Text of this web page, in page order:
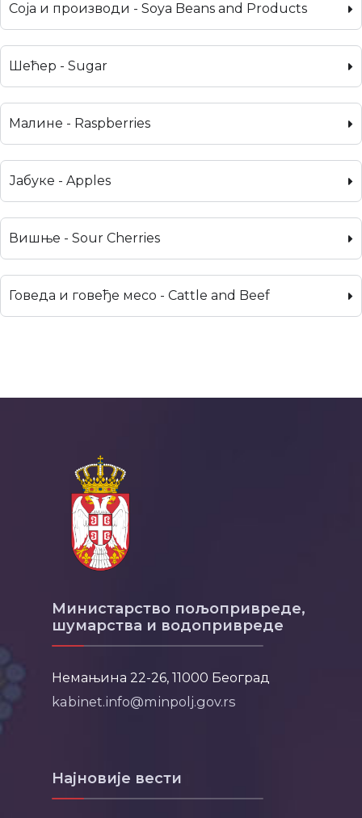
Соја и производи - Soya Beans and Products
Шећер - Sugar
Малине - Raspberries
Јабуке - Apples
Вишње - Sour Cherries
Говеда и говеђе месо - Cattle and Beef
Министарство пољопривреде,
шумарства и водопривреде
Немањина 22-26, 11000 Београд
kabinet.info@minpolj.gov.rs
Најновије вести